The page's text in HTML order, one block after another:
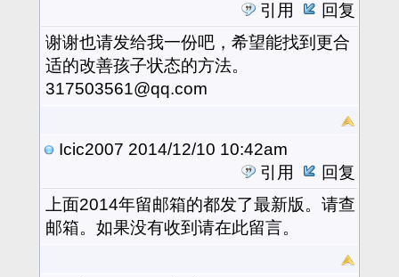
引用
回复
谢谢也请发给我一份吧，希望能找到更合
适的改善孩子状态的方法。
317503561@qq.com
Icic2007 2014/12/10 10:42am
引用
回复
上面2014年留邮箱的都发了最新版。请查
邮箱。如果没有收到请在此留言。